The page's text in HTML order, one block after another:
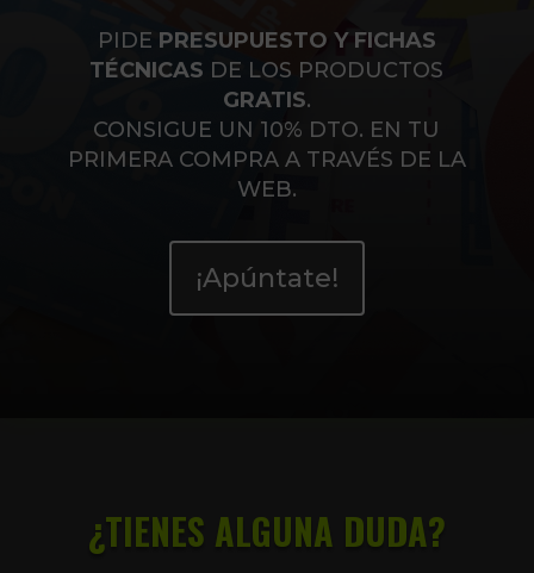
PIDE PRESUPUESTO Y FICHAS
TÉCNICAS DE LOS PRODUCTOS
GRATIS.
CONSIGUE UN 10% DTO. EN TU
PRIMERA COMPRA A TRAVÉS DE LA
WEB.
¡Apúntate!
¿TIENES ALGUNA DUDA?